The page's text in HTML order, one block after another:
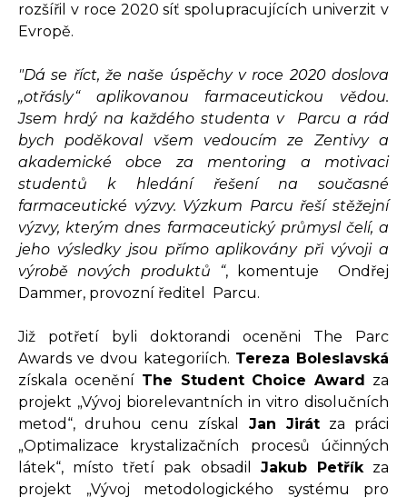
rozšířil v roce 2020 síť spolupracujících univerzit v
Evropě.
"Dá se říct, že naše úspěchy v roce 2020 doslova
„otřásly“ aplikovanou farmaceutickou vědou.
Jsem hrdý na každého studenta v Parcu a rád
bych poděkoval všem vedoucím ze Zentivy a
akademické obce za mentoring a motivaci
studentů k hledání řešení na současné
farmaceutické výzvy. Výzkum Parcu řeší stěžejní
výzvy, kterým dnes farmaceutický průmysl čelí, a
jeho výsledky jsou přímo aplikovány při vývoji a
výrobě nových produktů “, komentuje Ondřej
Dammer, provozní ředitel Parcu.
Již potřetí byli doktorandi oceněni The Parc
Awards ve dvou kategoriích. Tereza Boleslavská
získala ocenění The Student Choice Award za
projekt „Vývoj biorelevantních in vitro disolučních
metod“, druhou cenu získal Jan Jirátza práci
„Optimalizace krystalizačních procesů účinných
látek“, místo třetí pak obsadil Jakub Petříkza
projekt „Vývoj metodologického systému pro